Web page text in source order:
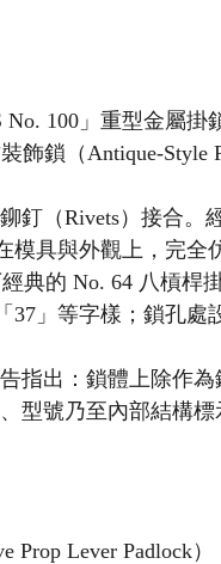
100」重型金屬掛
飾鎖（Antique-Style
（Rivets）接合。
模具與外觀上，完全
典的 No. 64 八槓桿
37」等字樣；鎖孔處
指出：鎖體上除作
型號乃至內部結構
Lever Padlock）